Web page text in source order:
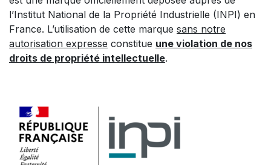
l’Institut National de la Propriété Industrielle (INPI) en
France. L’utilisation de cette marque sans notre
autorisation expresse constitue une violation de nos
droits de propriété intellectuelle.